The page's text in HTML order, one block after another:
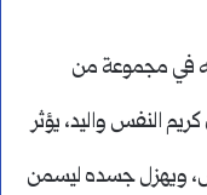
في مجموعة من
النفس واليد، يؤثر
ويهزل جسده ليسمن